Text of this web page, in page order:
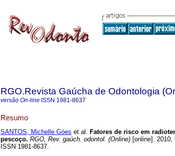
RGO.Revista Gaúcha de Odontologia
versão On-line ISSN 1981-8637
Resumo
SANTOS, Michelle Góes et al. Fatores de risco em
pescoço. RGO, Rev. gaúch. odontol. (Online) [online].
ISSN 1981-8637.